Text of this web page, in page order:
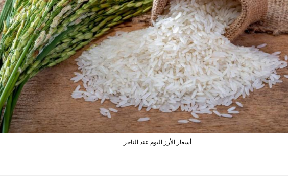
أسعار الأرز اليوم عند التاجر
انتهاكات الدوحة.. تقرير يفضح
تميم ضد ابن عمه طلال آل